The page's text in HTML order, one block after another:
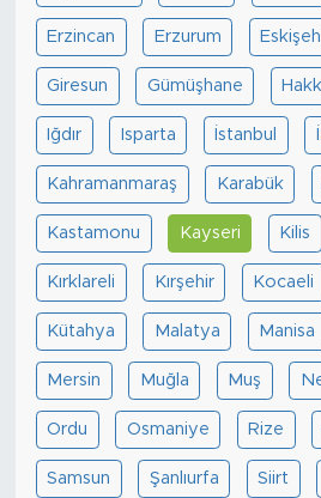
Erzincan Erzurum
Giresun Gümüşhane
Iğdır Isparta İstanbul
Kahramanmaraş Karabük
Kastamonu Kayseri Kilis
Kırklareli Kırşehir Kocaeli
Kütahya Malatya Manisa
Mersin Muğla Muş
Ordu Osmaniye Rize
Samsun Şanlıurfa Siirt